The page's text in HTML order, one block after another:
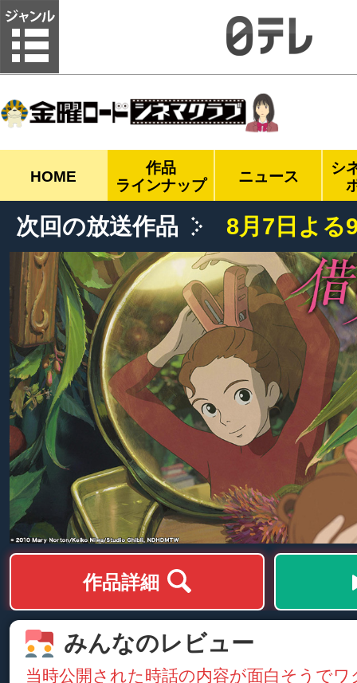
HOME
作品
ラインナップ
ニュース
シ
次回の放送作品 8月7日よる
作品詳細
みんなのレビュー